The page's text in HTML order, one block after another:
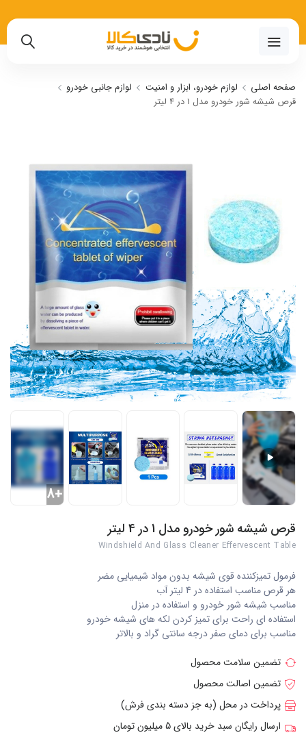
صفحه اصلی لوازم خودرو، ابزار و امنیت
لوازم جانبی خودرو
قرص شیشه شور خودرو مدل 1 در 4 لیتر
+8
قرص شیشه شور خودرو مدل 1 در 4 لیتر
Windshield And Glass Cleaner Effervescent Table
فرمول تمیزکننده قوی شیشه بدون مواد شیمیایی مضر
هر قرص مناسب استفاده در 4 لیتر آب
مناسب شیشه شور خودرو و استفاده در منزل
استفاده ای راحت برای تمیز کردن لکه های شیشه خودرو
مناسب برای دمای صفر درجه سانتی گراد و بالاتر
تضمین سلامت محصول
تضمین اصالت محصول
پرداخت در محل (به جز دسته بندی فرش)
ارسال رایگان سبد خرید بالای 5 میلیون تومان